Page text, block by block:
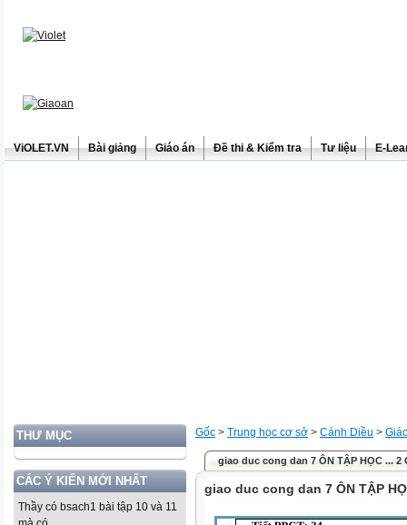
ViOLET.VN Bài giảng Giáo án Đề thi & Kiểm tra Tư liệu E-
THƯ MỤC
CÁC Ý KIẾN MỚI NHẤT
Thầy có bsach1 bài tập 10 và 11
Gốc > Trung học cơ sở > Cánh Diều >
giao duc cong dan 7 ÔN TẬP HỌC ... 2
giao duc cong dan 7 ÔN TẬP